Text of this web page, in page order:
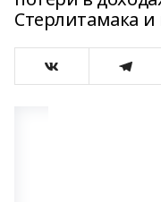
Стерлитамака и